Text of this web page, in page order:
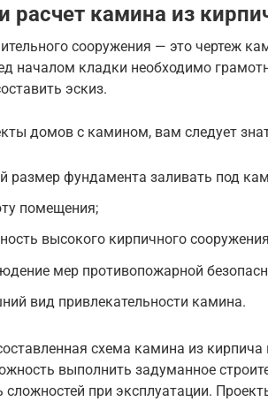
расчет камина из
сооружения — это чертеж
началом кладки необходимо
эскиз.
домов с камином, вам следует
размер фундамента заливать под
помещения;
высокого кирпичного
мер противопожарной
вид привлекательности камина.
схема камина из
выполнить задуманное
сложностей при эксплуатации.